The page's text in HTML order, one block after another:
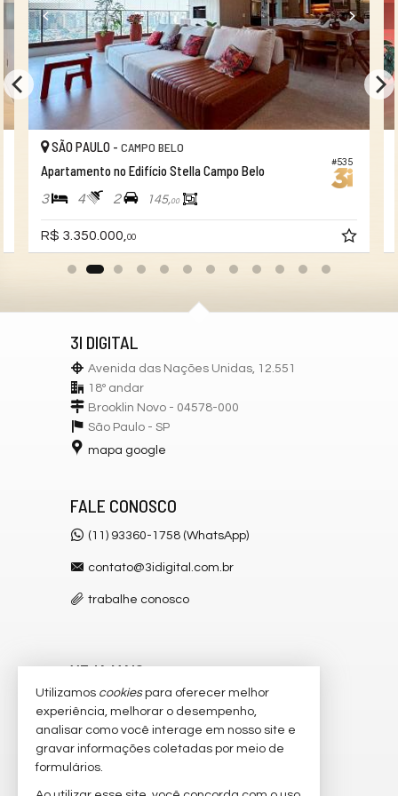
Pìscina Térmica
#535
SÃO PAULO - CAMPO BELO
Apartamento no Edifício Stella Campo Belo
3 4 2 145,00
R$ 3.350.000, 00
3I DIGITAL
Avenida das Nações Unidas, 12.551
18º andar
Brooklin Novo - 04578-000
São Paulo - SP
mapa google
FALE CONOSCO
(11) 93360-1758 (WhatsApp)
contato@3idigital.com.br
trabalhe conosco
VEJA MAIS
receba nosso newsletter
cadastre seu imóvel
imóveis favoritos
Utilizamos cookiespara oferecer melhor
experiência, melhorar o desempenho,
analisar como você interage em nosso site e
gravar informações coletadas por meio de
formulários.